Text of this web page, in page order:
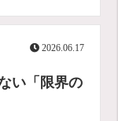
2026.06.17
い「限界の